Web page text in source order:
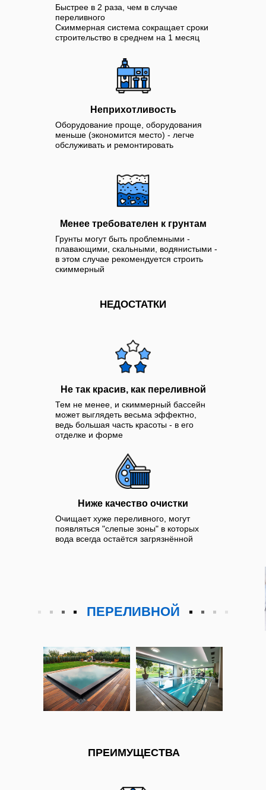
Неприхотливость
Оборудование проще, оборудования
меньше (экономится место) - легче
обслуживать и ремонтировать
Быстрее в 2 раза, чем в случае
переливного
Скиммерная система сокращает сроки
строительство в среднем на 1 месяц
Менее требователен к грунтам
Грунты могут быть проблемными -
плавающими, скальными, водянистыми -
в этом случае рекомендуется строить
скиммерный
НЕДОСТАТКИ
Не так красив, как переливной
Тем не менее, и скиммерный бассейн
может выглядеть весьма эффектно,
ведь большая часть красоты - в его
отделке и форме
Ниже качество очистки
Очищает хуже переливного, могут
появляться "слепые зоны" в которых
вода всегда остаётся загрязнённой
ПРЕИМУЩЕСТВА
ПЕРЕЛИВНОЙ